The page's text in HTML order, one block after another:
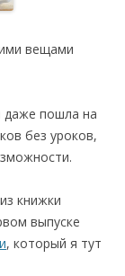
вещами
даже пошла на
без уроков,
книжки
выпуске
, который я тут